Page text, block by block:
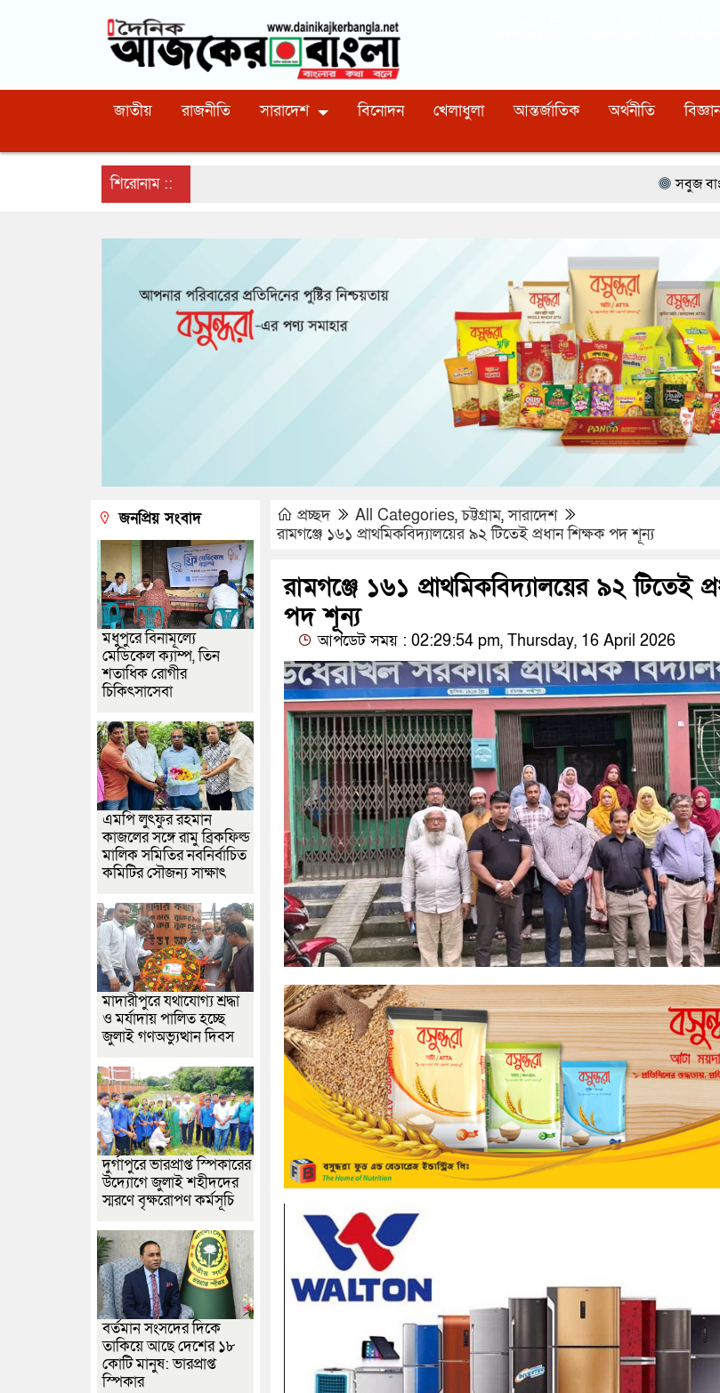
জাতীয় রাজনীতি সারাদেশ বিনোদন খেলাধুলা আন্তর্জাতিক অর্থনীতি
শিরোনাম :: সবুজ বাংলাদেশ গড়ার
প্রচ্ছদ All Categories,চট্টগ্রাম,সারাদেশ
রামগঞ্জে ১৬১ প্রাথমিকবিদ্যালয়ের ৯২ টিতেই প্রধান শিক্ষক পদ শূন্য
রামগঞ্জে ১৬১ প্রাথমিকবিদ্যালয়ের ৯২ টিতেই
পদ শূন্য
আপডেট সময় : 02:29:54 pm, Thursday, 16 April 2026
জনপ্রিয় সংবাদ
মধুপুরে বিনামূল্যে
মেডিকেল ক্যাম্প, তিন
শতাধিক রোগীর
চিকিৎসাসেবা
এমপি লুৎফুর রহমান
কাজলের সঙ্গে রামু ব্রিকফিল্ড
মালিক সমিতির নবনির্বাচিত
কমিটির সৌজন্য সাক্ষাৎ
মাদারীপুরে যথাযোগ্য শ্রদ্ধা
ও মর্যাদায় পালিত হচ্ছে
জুলাই গণঅভ্যুত্থান দিবস
দুর্গাপুরে ভারপ্রাপ্ত স্পিকারের
উদ্যোগে জুলাই শহীদদের
স্মরণে বৃক্ষরোপণ কর্মসূচি
বর্তমান সংসদের দিকে
তাকিয়ে আছে দেশের ১৮
কোটি মানুষ: ভারপ্রাপ্ত
স্পিকার